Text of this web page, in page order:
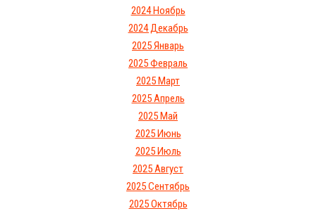
2024 Ноябрь
2024 Декабрь
2025 Январь
2025 Февраль
2025 Март
2025 Апрель
2025 Май
2025 Июнь
2025 Июль
2025 Август
2025 Сентябрь
2025 Октябрь